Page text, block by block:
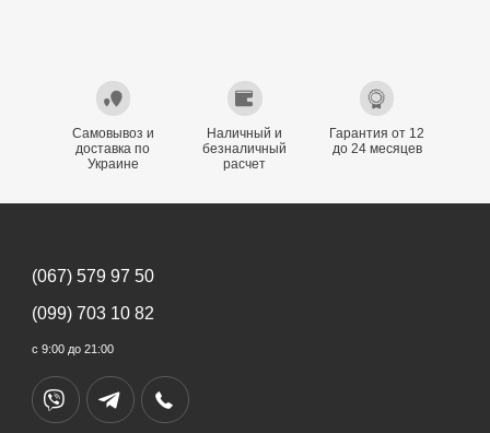
Самовывоз и
доставка по
Украине
Наличный и
безналичный
расчет
Гарантия от 12
до 24 месяцев
(067) 579 97 50
(099) 703 10 82
с 9:00 до 21:00